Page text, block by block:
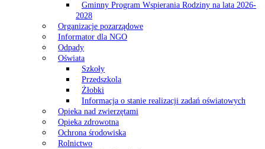
Gminny Program Wspierania Rodziny na lata 2026-
2028
Organizacje pozarządowe
Informator dla NGO
Odpady
Oświata
Szkoły
Przedszkola
Żłobki
Informacja o stanie realizacji zadań oświatowych
Opieka nad zwierzętami
Opieka zdrowotna
Ochrona środowiska
Rolnictwo